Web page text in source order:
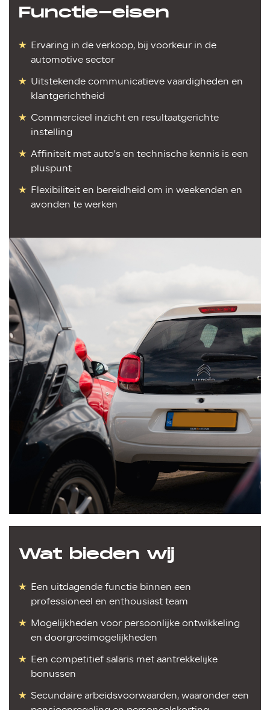
Functie-eisen
Ervaring in de verkoop, bij voorkeur in de
automotive sector
Uitstekende communicatieve vaardigheden en
klantgerichtheid
Commercieel inzicht en resultaatgerichte
instelling
Affiniteit met auto's en technische kennis is een
pluspunt
Flexibiliteit en bereidheid om in weekenden en
avonden te werken
Wat bieden wij
Een uitdagende functie binnen een
professioneel en enthousiast team
Mogelijkheden voor persoonlijke ontwikkeling
en doorgroeimogelijkheden
Een competitief salaris met aantrekkelijke
bonussen
Secundaire arbeidsvoorwaarden, waaronder een